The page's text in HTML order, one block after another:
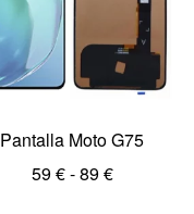
Pantalla Moto G75
59€-89€